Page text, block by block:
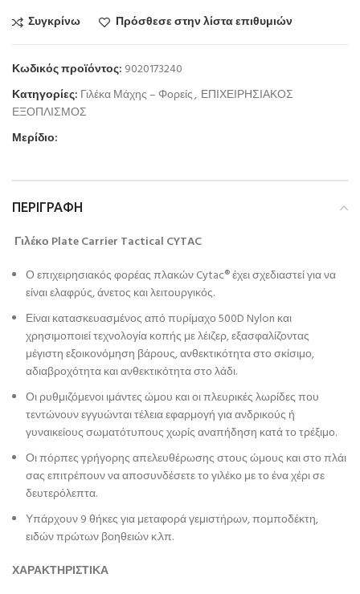
Συγκρίνω Πρόσθεσε στην λίστα επιθυμιών
Κωδικός προϊόντος: 9020173240
Κατηγορίες: Γιλέκα Μάχης – Φορείς, ΕΠΙΧΕΙΡΗΣΙΑΚΟΣ
ΕΞΟΠΛΙΣΜΟΣ
Μερίδιο:
ΠΕΡΙΓΡΑΦΉ
Γιλέκο Plate Carrier Tactical CYTAC
Ο επιχειρησιακός φορέας πλακών Cytac® έχει σχεδιαστεί για να
είναι ελαφρύς, άνετος και λειτουργικός.
Είναι κατασκευασμένος από πυρίμαχο 500D Nylon και
χρησιμοποιεί τεχνολογία κοπής με λέιζερ, εξασφαλίζοντας
μέγιστη εξοικονόμηση βάρους, ανθεκτικότητα στο σκίσιμο,
αδιαβροχότητα και ανθεκτικότητα στο λάδι.
Οι ρυθμιζόμενοι ιμάντες ώμου και οι πλευρικές λωρίδες που
τεντώνουν εγγυώνται τέλεια εφαρμογή για ανδρικούς ή
γυναικείους σωματότυπους χωρίς αναπήδηση κατά το τρέξιμο.
Οι πόρπες γρήγορης απελευθέρωσης στους ώμους και στο πλάι
σας επιτρέπουν να αποσυνδέσετε το γιλέκο με το ένα χέρι σε
δευτερόλεπτα.
Υπάρχουν 9 θήκες για μεταφορά γεμιστήρων, πομποδέκτη,
ειδών πρώτων βοηθειών κ.λπ.
ΧΑΡΑΚΤΗΡΙΣΤΙΚΑ